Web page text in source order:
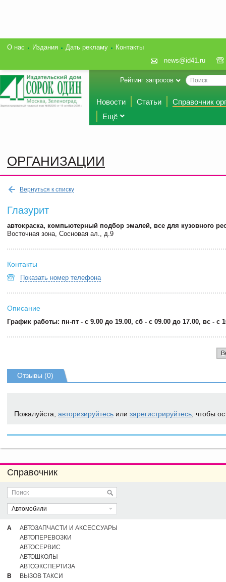
О нас Издания Дать рекламу
Контакты
news@id41.ru
Рейтинг запросов
Новости Статьи
Справочник
Ещё
ОРГАНИЗАЦИИ
Вернуться к списку
Глазурит
автокраска, компьютерный подбор эмалей, все для кузовного
Восточная зона, Сосновая ал., д.9
Контакты
Показать номер телефона
Описание
График работы: пн-пт - с 9.00 до 19.00, сб - с 09.00 до 17.00, вс - с
Отзывы (0)
Пожалуйста, авторизируйтесь или зарегистрируйтесь , чтобы
Справочник
Автомобили
А
АВТОЗАПЧАСТИ И АКСЕССУАРЫ
АВТОПЕРЕВОЗКИ
АВТОСЕРВИС
АВТОШКОЛЫ
АВТОЭКСПЕРТИЗА
В
ВЫЗОВ ТАКСИ